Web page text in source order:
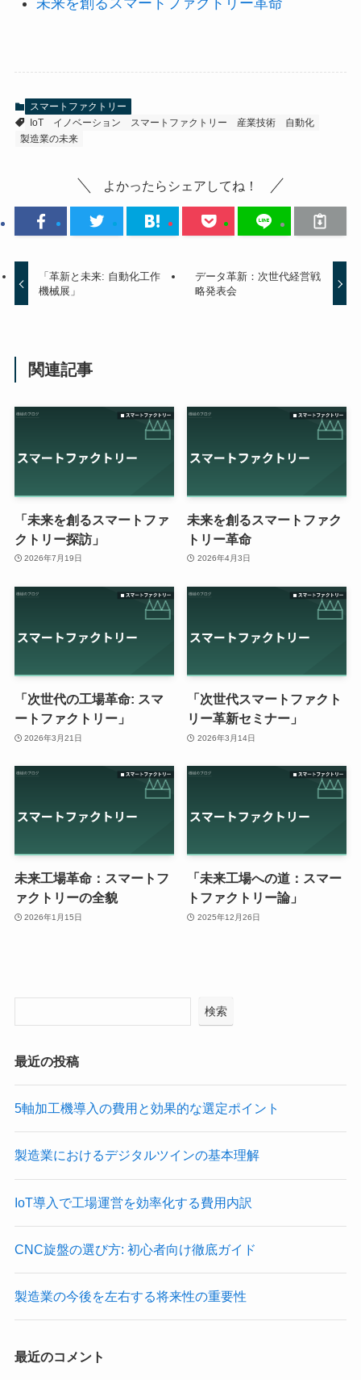
未来を創るスマートファクトリー革命
スマートファクトリー
IoT
イノベーション スマートファクトリー 産業技術
自動化
製造業の未来
よかったらシェアしてね！
「革新と未来: 自動化工作
機械展」
データ革新：次世代経営戦
略発表会
関連記事
「未来を創るスマートファ
クトリー探訪」
2026年7月19日
未来を創るスマートファク
トリー革命
2026年4月3日
「次世代の工場革命: スマ
ートファクトリー」
2026年3月21日
「次世代スマートファクト
リー革新セミナー」
2026年3月14日
未来工場革命：スマートフ
ァクトリーの全貌
2026年1月15日
「未来工場への道：スマー
トファクトリー論」
2025年12月26日
検索
最近の投稿
5軸加工機導入の費用と効果的な選定ポイント
製造業におけるデジタルツインの基本理解
IoT導入で工場運営を効率化する費用内訳
CNC旋盤の選び方: 初心者向け徹底ガイド
製造業の今後を左右する将来性の重要性
最近のコメント